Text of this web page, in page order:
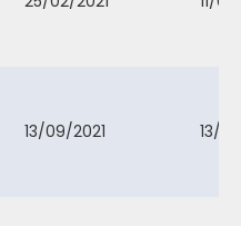
13/09/2021 13/